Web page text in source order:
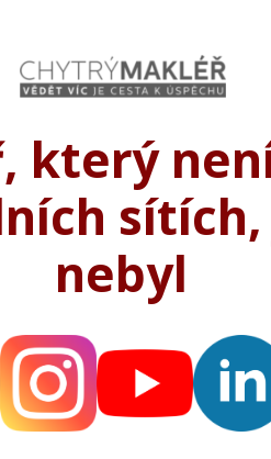
který
nebyl